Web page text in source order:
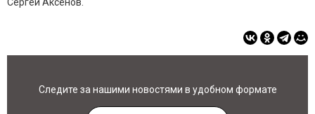
Следите за нашими новостями в удобном формате